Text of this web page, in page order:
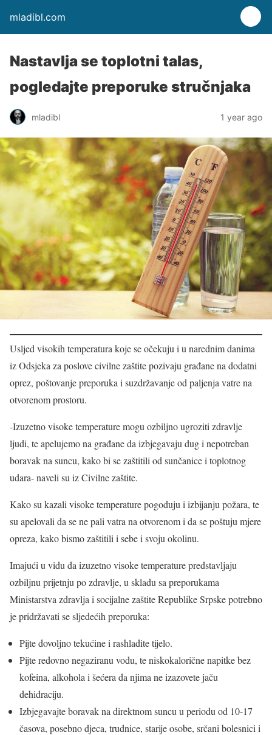
mladibl.com
Nastavlja se toplotni talas,
pogledajte preporuke stručnjaka
mladibl 1 year ago
Usljed visokih temperatura koje se očekuju i u narednim danima
iz Odsjeka za poslove civilne zaštite pozivaju građane na dodatni
oprez, poštovanje preporuka i suzdržavanje od paljenja vatre na
otvorenom prostoru.
-Izuzetno visoke temperature mogu ozbiljno ugroziti zdravlje
ljudi, te apelujemo na građane da izbjegavaju dug i nepotreban
boravak na suncu, kako bi se zaštitili od sunčanice i toplotnog
udara- naveli su iz Civilne zaštite.
Kako su kazali visoke temperature pogoduju i izbijanju požara, te
su apelovali da se ne pali vatra na otvorenom i da se poštuju mjere
opreza, kako bismo zaštitili i sebe i svoju okolinu.
Imajući u vidu da izuzetno visoke temperature predstavljaju
ozbiljnu prijetnju po zdravlje, u skladu sa preporukama
Ministarstva zdravlja i socijalne zaštite Republike Srpske potrebno
je pridržavati se sljedećih preporuka:
Pijte dovoljno tekućine i rashladite tijelo.
Pijte redovno negaziranu vodu, te niskokalorične napitke bez
kofeina, alkohola i šećera da njima ne izazovete jaču
dehidraciju.
Izbjegavajte boravak na direktnom suncu u periodu od 10-17
časova, posebno djeca, trudnice, starije osobe, srčani bolesnici i